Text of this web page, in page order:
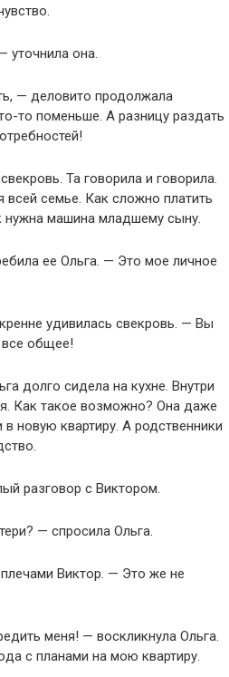
уточнила она.
— деловито продолжала
то поменьше. А разницу раздать
Та говорила и говорила.
всей семье. Как сложно платить
нужна машина младшему сыну.
ее Ольга. — Это мое личное
удивилась свекровь. — Вы
все общее!
долго сидела на кухне. Внутри
Как такое возможно? Она даже
новую квартиру. А родственники
разговор с Виктором.
— спросила Ольга.
Виктор. — Это же не
меня! — воскликнула Ольга.
с планами на мою квартиру.